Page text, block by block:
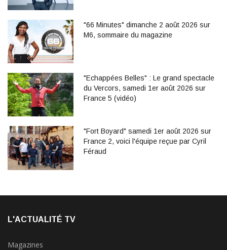
"66 Minutes" dimanche 2 août 2026 sur
M6, sommaire du magazine
"Echappées Belles" : Le grand spectacle
du Vercors, samedi 1er août 2026 sur
France 5 (vidéo)
"Fort Boyard" samedi 1er août 2026 sur
France 2, voici l'équipe reçue par Cyril
Féraud
L'ACTUALITÉ TV
Magazines